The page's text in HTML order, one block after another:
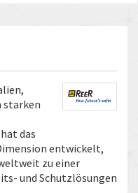
starken
das
entwickelt,
zu einer
und Schutzlösungen